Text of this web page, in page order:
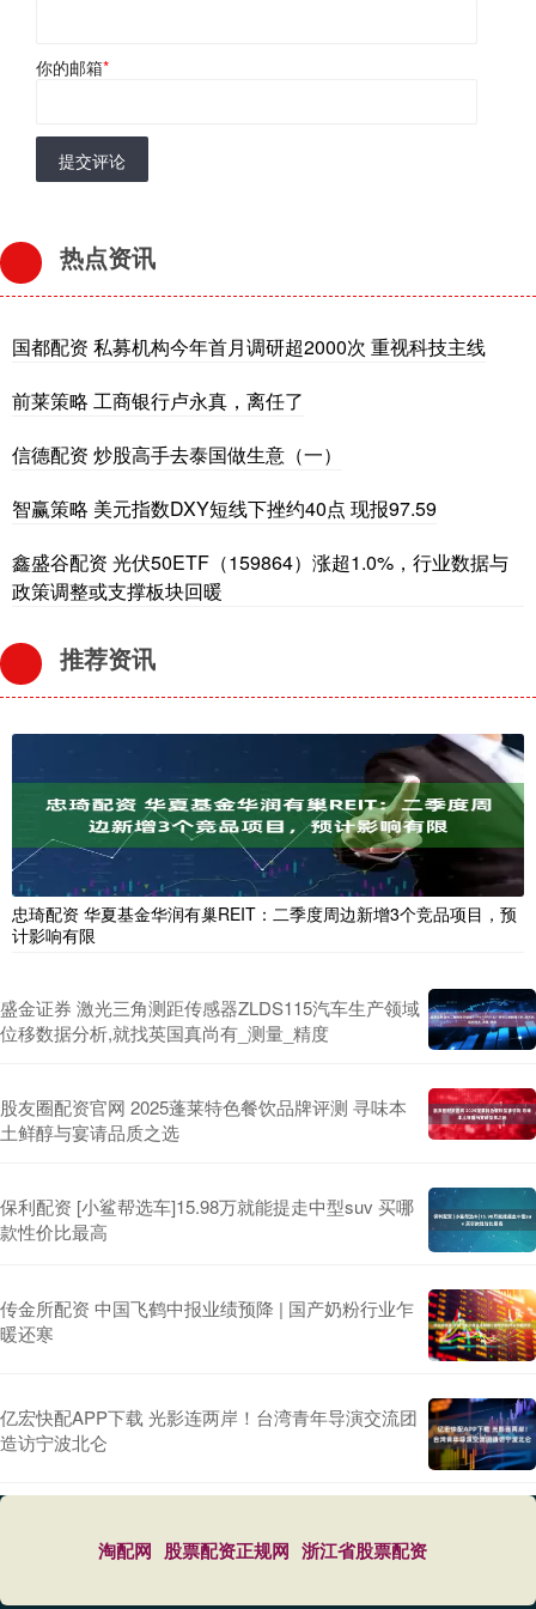
你的邮箱*
提交评论
热点资讯
国都配资 私募机构今年首月调研超2000次 重视科技主线
前莱策略 工商银行卢永真，离任了
信德配资 炒股高手去泰国做生意（一）
智赢策略 美元指数DXY短线下挫约40点 现报97.59
鑫盛谷配资 光伏50ETF（159864）涨超1.0%，行业数据与
政策调整或支撑板块回暖
推荐资讯
忠琦配资 华夏基金华润有巢REIT：二季度周边新增3个竞品项目，预
计影响有限
盛金证券 激光三角测距传感器ZLDS115汽车生产领域
位移数据分析,就找英国真尚有_测量_精度
股友圈配资官网 2025蓬莱特色餐饮品牌评测 寻味本
土鲜醇与宴请品质之选
保利配资 [小鲨帮选车]15.98万就能提走中型suv 买哪
款性价比最高
传金所配资 中国飞鹤中报业绩预降 | 国产奶粉行业乍
暖还寒
亿宏快配APP下载 光影连两岸！台湾青年导演交流团
造访宁波北仑
淘配网 股票配资正规网 浙江省股票配资